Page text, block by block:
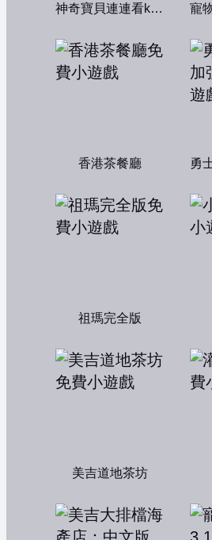
神奇寶貝連連看kawai版2004
香港茶餐廳
祖瑪完全版
美吉道地茶坊